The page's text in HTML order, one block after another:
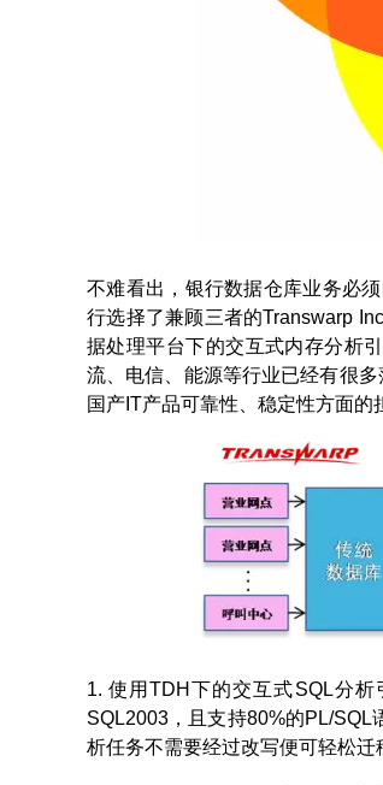
不难看出，银行数据仓库业务必
行选择了兼顾三者的Transwarp
据处理平台下的交互式内存分析
流、电信、能源等行业已经有很
国产IT产品可靠性、稳定性方面的
1. 使用TDH下的交互式SQL分析
SQL2003，且支持80%的PL/SQL
析任务不需要经过改写便可轻松迁